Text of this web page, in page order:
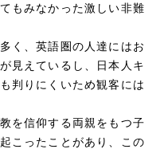
もみなかった激しい非難
く、英語圏の人達にはお
見えているし、日本人キ
判りにくいため観客には
を信仰する両親をもつ子
こったことがあり、この